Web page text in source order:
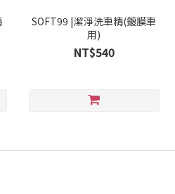
SOFT99 |潔淨洗車精(鍍膜車
用)
NT$540